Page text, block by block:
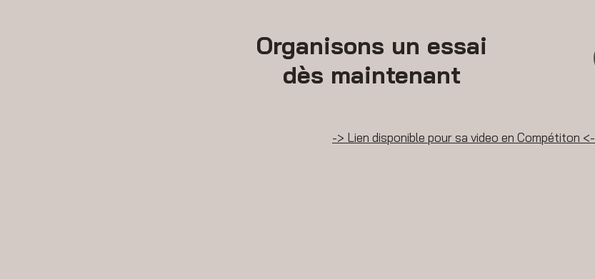
Organisons un essai
dès maintenant
-> Lien disponible pour sa video en Compétiton <-